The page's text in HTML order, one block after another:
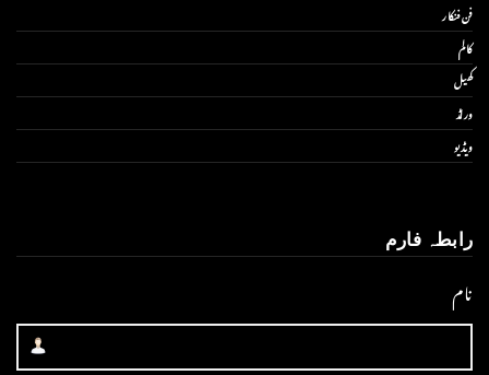
فن فنکار
کالم
کھیل
ورلڈ
ویڈیو
رابطہ فارم
نام